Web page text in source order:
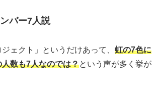
バー7人説
ェクト」というだけあって、 虹の7色に
数も7人なのでは？という声が多く挙が